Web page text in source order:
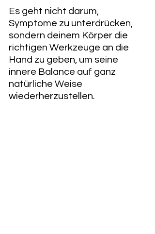
Es geht nicht darum,
Symptome zu unterdrücken,
sondern deinem Körper die
richtigen Werkzeuge an die
Hand zu geben, um seine
innere Balance auf ganz
natürliche Weise
wiederherzustellen.